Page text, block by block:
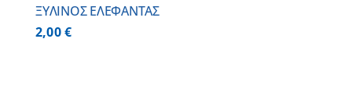
ΞΥΛΙΝΟΣ ΕΛΕΦΑΝΤΑΣ
2,00€